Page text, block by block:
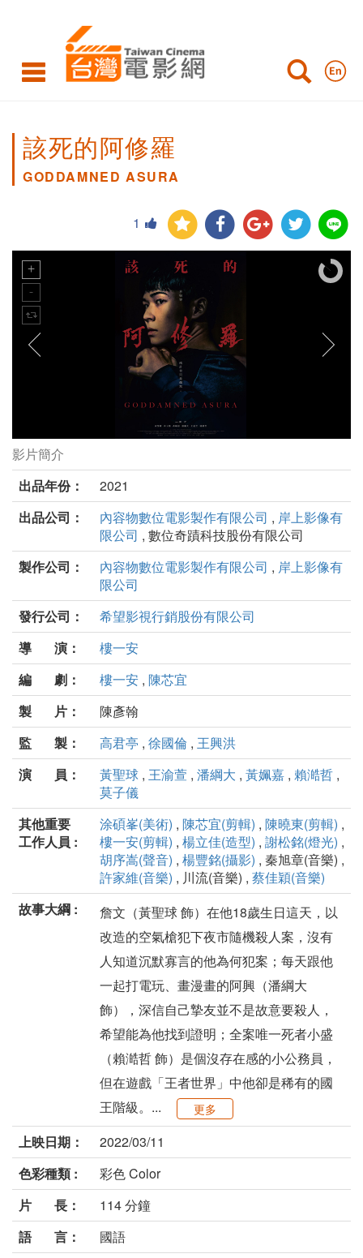
該死的阿修羅
GODDAMNED ASURA
1
該死的阿修羅劇照
影片簡介
出品年份：
2021
出品公司：
內容物數位電影製作有限公司 , 岸上影像有
限公司 , 數位奇蹟科技股份有限公司
製作公司：
內容物數位電影製作有限公司 , 岸上影像有
限公司
發行公司：
希望影視行銷股份有限公司
導 演：
樓一安
編 劇：
樓一安 , 陳芯宜
製 片：
陳彥翰
監 製：
高君亭 , 徐國倫 , 王興洪
演 員：
黃聖球 , 王渝萱 , 潘綱大 , 黃姵嘉 , 賴澔哲 ,
莫子儀
其他重要
工作人員 :
涂碩峯(美術) , 陳芯宜(剪輯) , 陳曉東(剪輯) ,
樓一安(剪輯) , 楊立佳(造型) , 謝松銘(燈光) ,
胡序嵩(聲音) , 楊豐銘(攝影) , 秦旭章(音樂) ,
許家維(音樂) , 川流(音樂) , 蔡佳穎(音樂)
故事大綱 :
詹文（黃聖球 飾）在他18歲生日這天，以
改造的空氣槍犯下夜市隨機殺人案，沒有
人知道沉默寡言的他為何犯案；每天跟他
一起打電玩、畫漫畫的阿興（潘綱大
飾），深信自己摯友並不是故意要殺人，
希望能為他找到證明；全案唯一死者小盛
（賴澔哲 飾）是個沒存在感的小公務員，
但在遊戲「王者世界」中他卻是稀有的國
王階級。...
更多
上映日期：
2022/03/11
色彩種類 :
彩色 Color
片 長：
114 分鐘
語 言：
國語